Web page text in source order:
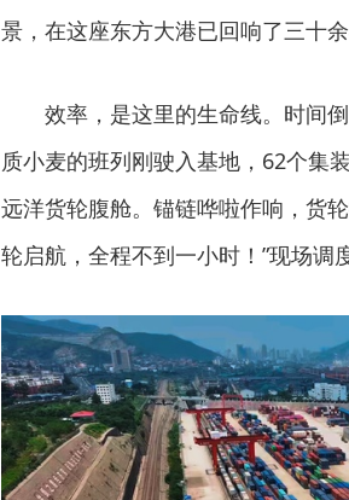
景，在这座东方大港已回响了三十余
效率，是这里的生命线。时间
质小麦的班列刚驶入基地，62个集
远洋货轮腹舱。锚链哗啦作响，货
轮启航，全程不到一小时！”现场调